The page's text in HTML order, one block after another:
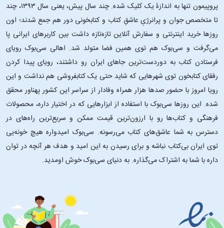
پروپیمون تنها به اندازۀ یک کلیک شده. چند سال پیش، یعنی سال ۱۳۹۳، چند
تا متخصص جوان و پرانرژیِ عاشقِ کتاب و کتابخونی دور هم جمع شدند؛ اون‌
روزها خرید اینترنتی و سفارش آنلاین تازه‌تازه داشت بین کاربرهای ایرانی پا
می‌گرفت و سی‌بوک هم توی همین فضا متولد شد. اهالی سی‌بوک رویای
فرستادن کتاب به دوردست‌ترین جاهای ایران رو داشتند، رویای پیدا کردن
رفقای کتابخون توی شهرهایی که شاید حتی یک کتابفروشی هم نداشت و این
رویا امروز با حضور صدها هزار همراه وفادار از سراسر این کشور پهناور محقق
شده. این ‌روزها سی‌بوک با استفاده از ابزارهایی که در اختیار داره، محصولات
فرهنگی و کتاب‌ها رو با ارزون‌ترین قیمت ممکن و سریع‌ترین راه‌های در
دسترس به شما عاشق‌های کتاب می‌رسونه. سی‌بوک امیدواره هیچ خونه‌یی
توی ایران بی‌کتاب نباشه و برای رسیدن به این امید و هدف هر آنچه در توان
داره با شما به اشتراک می‌گذاره. به دنیای سی‌بوک خوش اومدید.